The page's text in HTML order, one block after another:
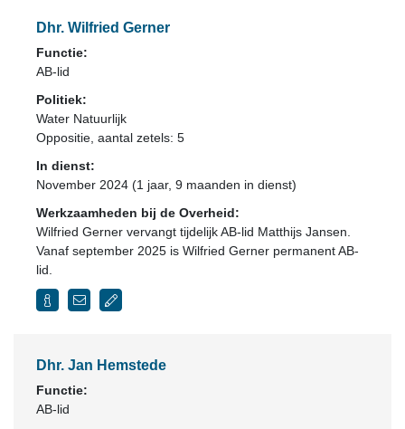
Dhr. Wilfried Gerner
Functie:
AB-lid
Politiek:
Water Natuurlijk
Oppositie , aantal zetels: 5
In dienst:
November 2024 (1 jaar, 9 maanden in dienst)
Werkzaamheden bij de Overheid:
Wilfried Gerner vervangt tijdelijk AB-lid Matthijs Jansen.
Vanaf september 2025 is Wilfried Gerner permanent AB-
lid.
Dhr. Jan Hemstede
Functie:
AB-lid